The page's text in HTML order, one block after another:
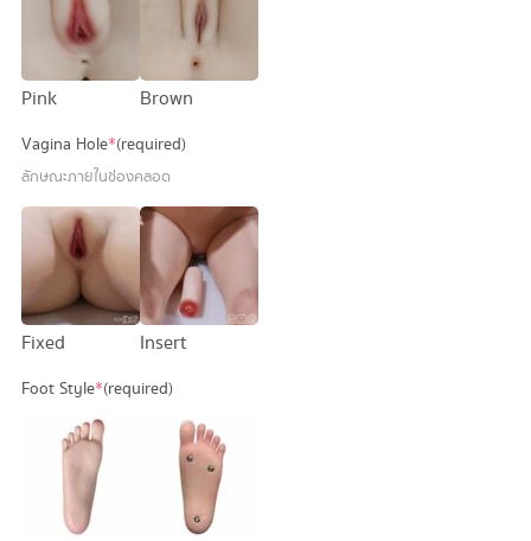
Pink Brown
Vagina Hole*(required)
ลักษณะภายในช่องคลอด
Fixed Insert
Foot Style*(required)